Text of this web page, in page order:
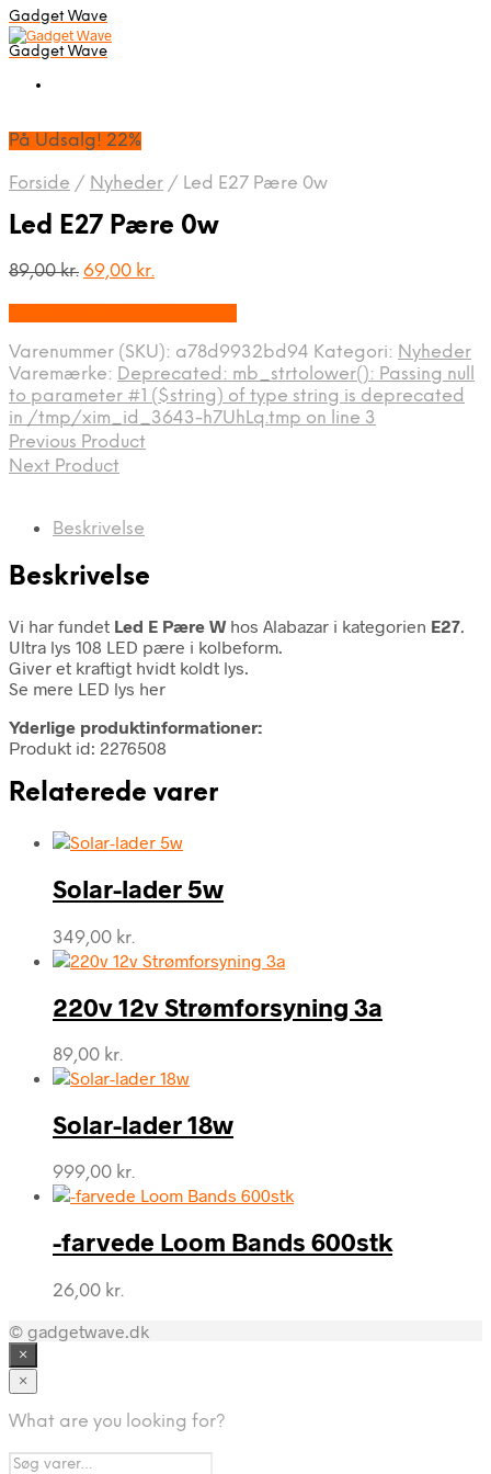
Gadget Wave
Gadget Wave
På Udsalg! 22%
Forside / Nyheder / Led E27 Pære 0w
Led E27 Pære 0w
89,00kr. Den
89,00 kr..
69,00 kr.Den
69,00 kr..
Varenummer (SKU): a78d9932bd94 Kategori: Nyheder
Varemærke: Deprecated: mb_strtolower(): Passing null
to parameter #1 ($string) of type string is deprecated
in /tmp/xim_id_3643-h7UhLq.tmp on line 3
Previous Product
Next Product
Beskrivelse
Beskrivelse
Vi har fundet Led E Pære Whos Alabazar i kategorien E27.
Ultra lys 108 LED pære i kolbeform.
Giver et kraftigt hvidt koldt lys.
Se mere LED lys her
Yderlige produktinformationer:
Produkt id: 2276508
Relaterede varer
Solar-lader 5w
349,00 kr.
220v 12v Strømforsyning 3a
89,00 kr.
Solar-lader 18w
999,00 kr.
-farvede Loom Bands 600stk
26,00 kr.
© gadgetwave.dk
×
×
What are you looking for?